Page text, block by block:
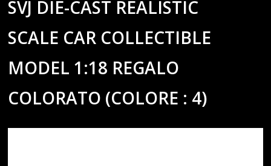
SVJ DIE-CAST REALISTIC
SCALE CAR COLLECTIBLE
MODEL 1:18 REGALO
COLORATO (COLORE : 4)